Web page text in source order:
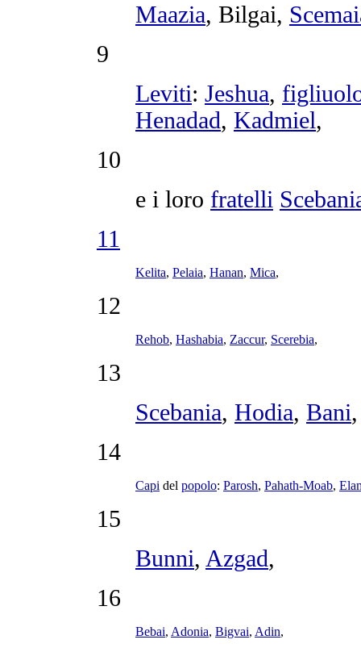
Maazia, Bilgai,
9
Leviti: Jeshua,
Henadad, Kadmiel,
10
e i loro fratelli
11
Kelita, Pelaia, Hanan, Mica,
12
Rehob, Hashabia, Zaccur, Scerebia,
13
Scebania, Hodia, Bani
14
Capi del popolo: Parosh, Pahath-Moab,
15
Bunni, Azgad,
16
Bebai, Adonia, Bigvai, Adin,